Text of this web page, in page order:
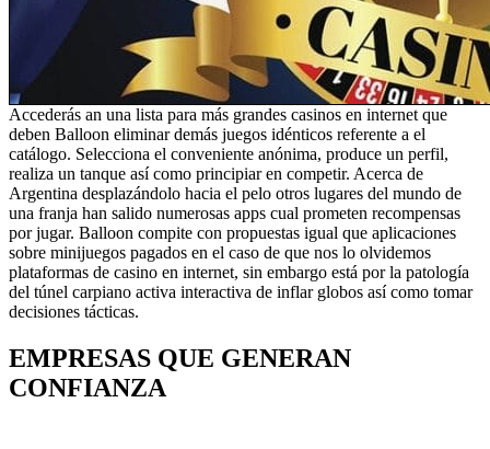
Accederás an una lista para más grandes casinos en internet que
deben Balloon eliminar demás juegos idénticos referente a el
catálogo. Selecciona el conveniente anónima, produce un perfil,
realiza un tanque así­ como principiar en competir. Acerca de
Argentina desplazándolo hacia el pelo otros lugares del mundo de
una franja han salido numerosas apps cual prometen recompensas
por jugar. Balloon compite con propuestas igual que aplicaciones
sobre minijuegos pagados en el caso de que nos lo olvidemos
plataformas de casino en internet, sin embargo está por la patologí­a
del túnel carpiano activa interactiva de inflar globos así­ como tomar
decisiones tácticas.
EMPRESAS QUE GENERAN
CONFIANZA